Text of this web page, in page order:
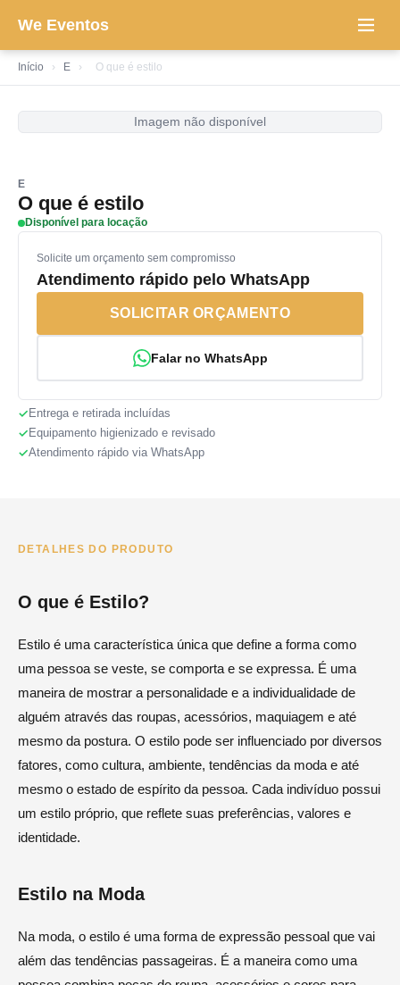
We Eventos
Início › E › O que é estilo
Imagem não disponível
E
O que é estilo
Disponível para locação
Solicite um orçamento sem compromisso
Atendimento rápido pelo WhatsApp
SOLICITAR ORÇAMENTO
Falar no WhatsApp
Entrega e retirada incluídas
Equipamento higienizado e revisado
Atendimento rápido via WhatsApp
DETALHES DO PRODUTO
O que é Estilo?
Estilo é uma característica única que define a forma como
uma pessoa se veste, se comporta e se expressa. É uma
maneira de mostrar a personalidade e a individualidade de
alguém através das roupas, acessórios, maquiagem e até
mesmo da postura. O estilo pode ser influenciado por diversos
fatores, como cultura, ambiente, tendências da moda e até
mesmo o estado de espírito da pessoa. Cada indivíduo possui
um estilo próprio, que reflete suas preferências, valores e
identidade.
Estilo na Moda
Na moda, o estilo é uma forma de expressão pessoal que vai
além das tendências passageiras. É a maneira como uma